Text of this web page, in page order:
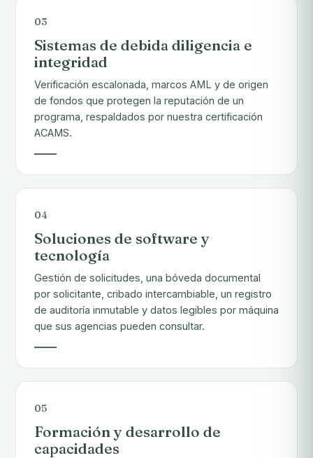
03
Sistemas de debida diligencia e
integridad
Verificación escalonada, marcos AML y de origen
de fondos que protegen la reputación de un
programa, respaldados por nuestra certificación
ACAMS.
04
Soluciones de software y
tecnología
Gestión de solicitudes, una bóveda documental
por solicitante, cribado intercambiable, un registro
de auditoría inmutable y datos legibles por máquina
que sus agencias pueden consultar.
05
Formación y desarrollo de
capacidades